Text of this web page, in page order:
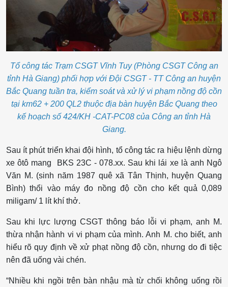
Tổ công tác Trạm CSGT Vĩnh Tuy (Phòng CSGT Công an
tỉnh Hà Giang) phối hợp với Đội CSGT - TT Công an huyện
Bắc Quang tuần tra, kiểm soát và xử lý vi phạm nồng độ cồn
tại km62 + 200 QL2 thuộc địa bàn huyện Bắc Quang theo
kế hoạch số 424/KH -CAT-PC08 của Công an tỉnh Hà
Giang.
Sau ít phút triển khai đội hình, tổ công tác ra hiệu lệnh dừng
xe ôtô mang BKS 23C - 078.xx. Sau khi lái xe là anh Ngô
Văn M. (sinh năm 1987 quê xã Tân Thịnh, huyện Quang
Bình) thổi vào máy đo nồng độ cồn cho kết quả 0,089
miligam/ 1 lít khí thở.
Sau khi lực lượng CSGT thông báo lỗi vi phạm, anh M.
thừa nhận hành vi vi phạm của mình. Anh M. cho biết, anh
hiểu rõ quy định về xử phạt nồng độ cồn, nhưng do đi tiệc
nên đã uống vài chén.
“Nhiều khi ngồi trên bàn nhậu mà từ chối không uống rồi